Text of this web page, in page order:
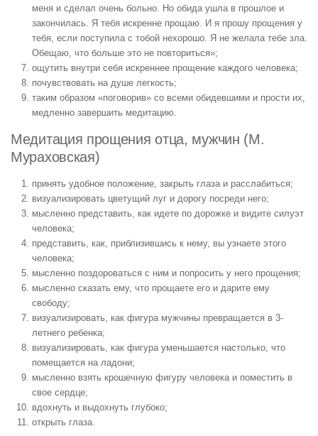
меня и сделал очень больно. Но обида ушла в прошлое и
закончилась. Я тебя искренне прощаю. И я прошу прощения у
тебя, если поступила с тобой нехорошо. Я не желала тебе зла.
Обещаю, что больше это не повториться»;
ощутить внутри себя искреннее прощение каждого человека;
почувствовать на душе легкость;
таким образом «поговорив» со всеми обидевшими и прости их,
медленно завершить медитацию.
Медитация прощения отца, мужчин (М.
Мураховская)
принять удобное положение, закрыть глаза и расслабиться;
визуализировать цветущий луг и дорогу посреди него;
мысленно представить, как идете по дорожке и видите силуэт
человека;
представить, как, приблизившись к нему, вы узнаете этого
человека;
мысленно поздороваться с ним и попросить у него прощения;
мысленно сказать ему, что прощаете его и дарите ему
свободу;
визуализировать, как фигура мужчины превращается в 3-
летнего ребенка;
визуализировать, как фигура уменьшается настолько, что
помещается на ладони;
мысленно взять крошечную фигуру человека и поместить в
свое сердце;
вдохнуть и выдохнуть глубоко;
открыть глаза.